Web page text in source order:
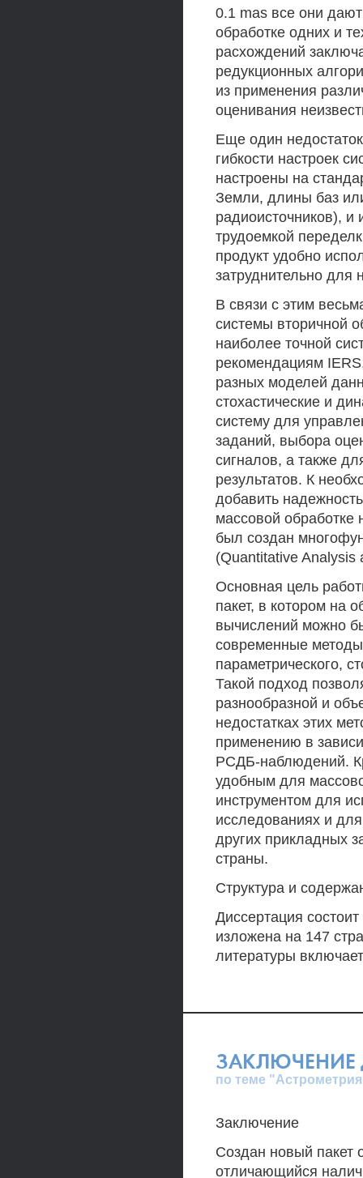
0.1 mas все они
обработке одних и
расхождений
редукционных
из применения
оценивания
Еще один
гибкости настроек
настроены на
Земли, длины баз
радиоисточников), и
трудоемкой
продукт удобно
затруднительно для
В связи с этим
системы вторичной
наиболее точной
рекомендациям
разных моделей
стохастические и
систему для
заданий, выбора
сигналов, а также
результатов. К
добавить
массовой обработке
был создан
(Quantitative Analysis
Основная цель
пакет, в котором на
вычислений можно
современные
параметрического,
Такой подход
разнообразной и
недостатках этих
применению в
РСДБ-наблюдений.
удобным для
инструментом для
исследованиях и
других прикладных
страны.
Структура и
Диссертация
изложена на 147
литературы
ЗАКЛЮЧЕНИЕ
по теме
Заключение
Создан новый пакет
отличающийся